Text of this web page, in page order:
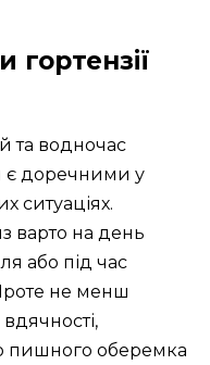
та водночас
є доречними у
ситуаціях.
варто на день
або під час
не менш
пишного оберемка